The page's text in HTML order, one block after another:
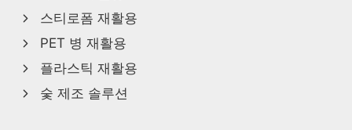
스티로폼 재활용
PET 병 재활용
플라스틱 재활용
숯 제조 솔루션